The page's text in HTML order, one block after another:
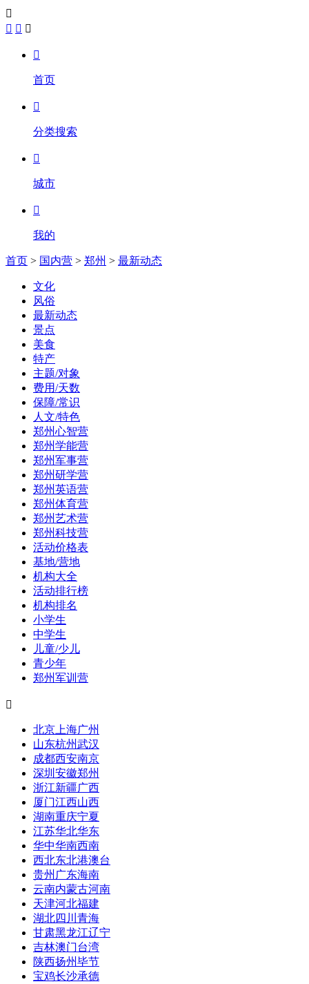

  

首页

分类搜索

城市

我的
首页 > 国内营 > 郑州 > 最新动态
文化
风俗
最新动态
景点
美食
特产
主题/对象
费用/天数
保障/常识
人文/特色
郑州心智营
郑州学能营
郑州军事营
郑州研学营
郑州英语营
郑州体育营
郑州艺术营
郑州科技营
活动价格表
基地/营地
机构大全
活动排行榜
机构排名
小学生
中学生
儿童/少儿
青少年
郑州军训营

北京 上海广州
山东杭州武汉
成都西安南京
深圳 安徽郑州
浙江新疆广西
厦门江西山西
湖南重庆宁夏
江苏华北华东
华中华南西南
西北东北港澳台
贵州 广东海南
云南内蒙古河南
天津河北福建
湖北四川 青海
甘肃黑龙江辽宁
吉林澳门台湾
陕西扬州毕节
宝鸡长沙承德